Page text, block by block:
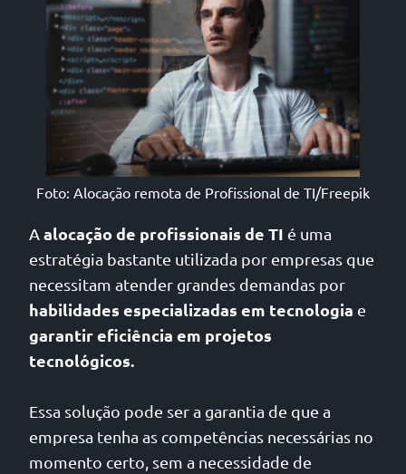
Foto: Alocação remota de Profissional de TI/Freepik
A alocação de profissionais de TI é uma
estratégia bastante utilizada por empresas que
necessitam atender grandes demandas por
habilidades especializadas em tecnologia e
garantir eficiência em projetos
tecnológicos.
Essa solução pode ser a garantia de que a
empresa tenha as competências necessárias no
momento certo, sem a necessidade de